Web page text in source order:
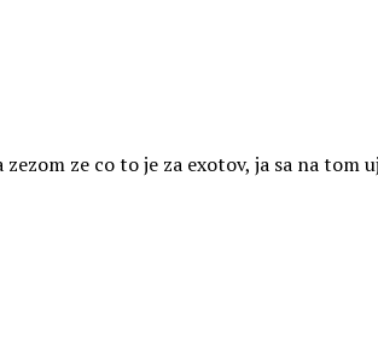
ze co to je za exotov, ja sa na tom